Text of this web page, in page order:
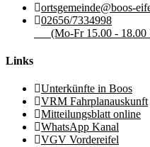
ortsgemeinde@boos-
02656/7334998
(Mo-Fr 15.00 - 18.00
Links
Unterkünfte in Boos
VRM Fahrplanauskunft
Mitteilungsblatt online
WhatsApp Kanal
VGV Vordereifel